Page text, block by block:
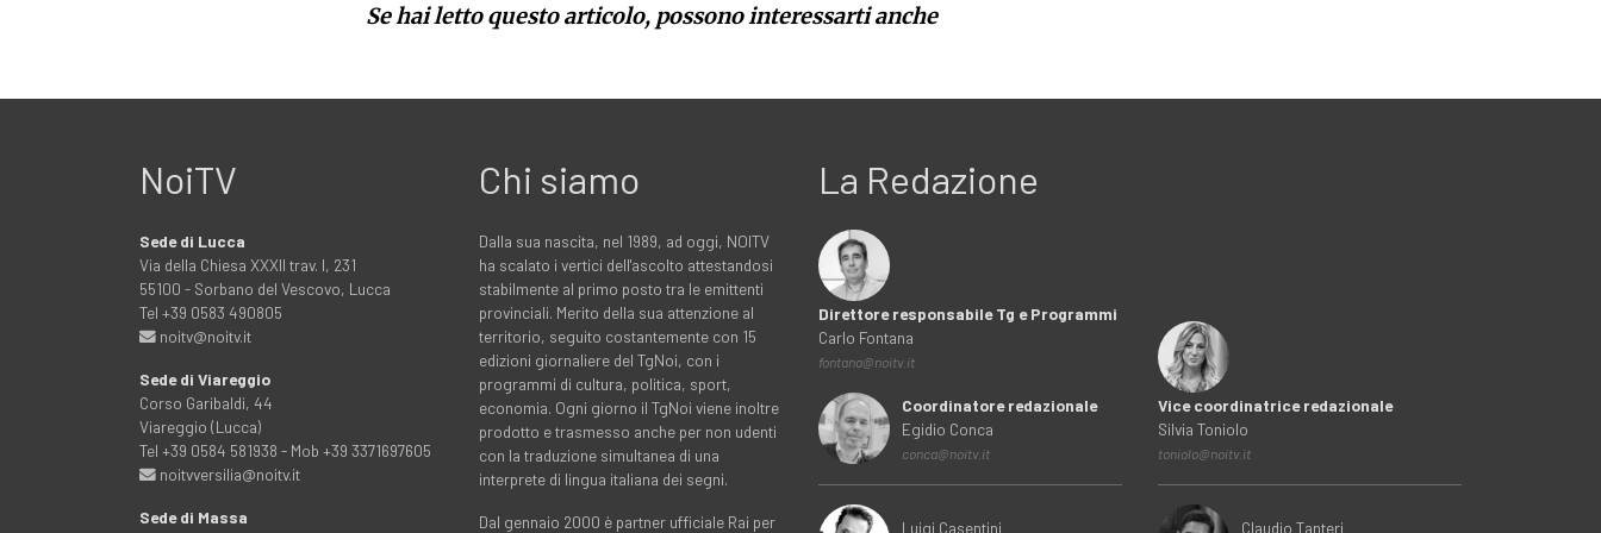
Se hai letto questo articolo, possono interessarti anche
NoiTV
Sede di Lucca
Via della Chiesa XXXII trav. I, 231
55100 - Sorbano del Vescovo, Lucca
Tel +39 0583 490805
noitv@noitv.it
Sede di Viareggio
Corso Garibaldi, 44
Viareggio (Lucca)
Tel +39 0584 581938 - Mob +39 3371697605
noitvversilia@noitv.it
Sede di Massa
Chi siamo
Dalla sua nascita, nel 1989, ad oggi, NOITV
ha scalato i vertici dell'ascolto attestandosi
stabilmente al primo posto tra le emittenti
provinciali. Merito della sua attenzione al
territorio, seguito costantemente con 15
edizioni giornaliere del TgNoi, con i
programmi di cultura, politica, sport,
economia. Ogni giorno il TgNoi viene inoltre
prodotto e trasmesso anche per non udenti
con la traduzione simultanea di una
interprete di lingua italiana dei segni.
Dal gennaio 2000 è partner ufficiale Rai per
La Redazione
Direttore responsabile Tg e Programmi
Carlo Fontana
fontana@noitv.it
Coordinatore redazionale
Egidio Conca
conca@noitv.it
Luigi Casentini
Vice coordinatrice redazionale
Silvia Toniolo
toniolo@noitv.it
Claudio Tanteri